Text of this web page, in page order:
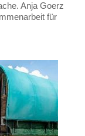
Anja Goerz
für